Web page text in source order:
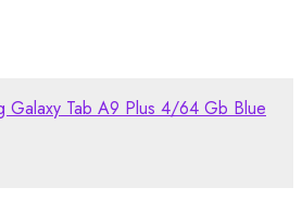
Galaxy Tab A9 Plus 4/64 Gb Blue